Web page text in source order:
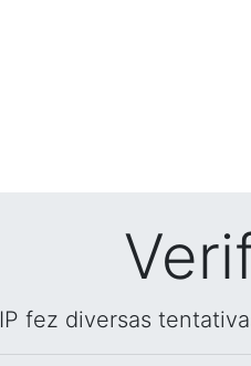
fez diversas